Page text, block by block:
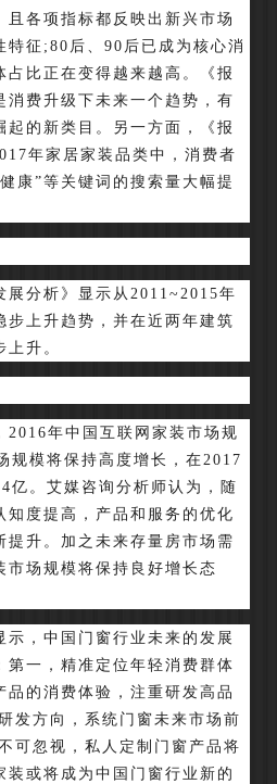
且各项指标都反映出新兴市场
特征;80后、90后已成为核心消
占比正在变得越来越高。《报
消费升级下未来一个趋势，有
起的新类目。另一方面，《报
年家居家装品类中，消费者
康”等关键词的搜索量大幅提
展分析》显示从2011~2015年
步上升趋势，并在近两年建筑
升。
年中国互联网家装市场规
规模将保持高度增长，在2017
亿。艾媒咨询分析师认为，随
知度提高，产品和服务的优化
提升。加之未来存量房市场需
市场规模将保持良好增长态
，中国门窗行业未来的发展
第一，精准定位年轻消费群体
品的消费体验，注重研发高品
发方向，系统门窗未来市场前
可忽视，私人定制门窗产品将
装或将成为中国门窗行业新的